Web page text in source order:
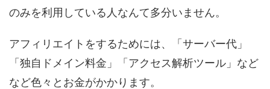
のみを利用している人なんて多分いません。
アフィリエイトをするためには、「サーバー代」
「独自ドメイン料金」「アクセス解析ツール」など
など色々とお金がかかります。